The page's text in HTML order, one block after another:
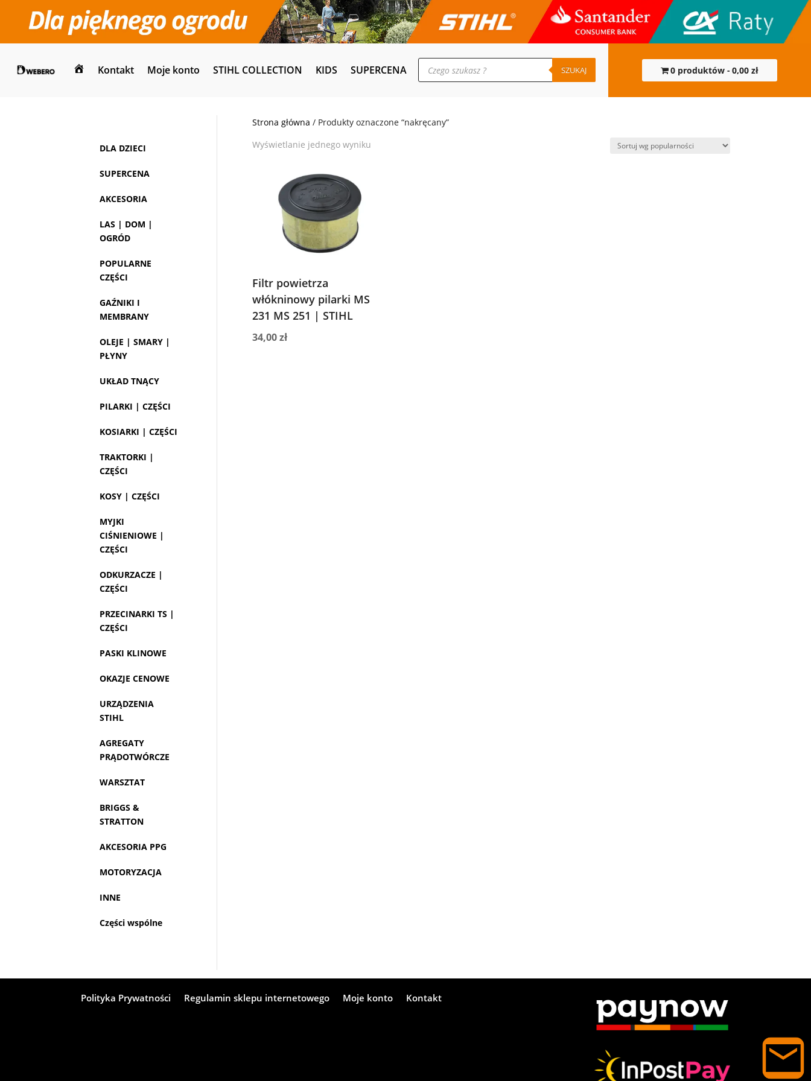
Dom Kontakt Moje konto STIHL COLLECTION KIDS SUPERCENA
Wyszukiwarka
produktów SZUKAJ 0 produktów 0,00 zł
Strona główna / Produkty oznaczone “nakręcany”
Wyświetlanie jednego wyniku
Filtr powietrza
włókninowy pilarki MS
231 MS 251 | STIHL
34,00zł
DLA DZIECI
SUPERCENA
AKCESORIA
LAS | DOM |
OGRÓD
POPULARNE
CZĘŚCI
GAŹNIKI I
MEMBRANY
OLEJE | SMARY |
PŁYNY
UKŁAD TNĄCY
PILARKI | CZĘŚCI
KOSIARKI | CZĘŚCI
TRAKTORKI |
CZĘŚCI
KOSY | CZĘŚCI
MYJKI
CIŚNIENIOWE |
CZĘŚCI
ODKURZACZE |
CZĘŚCI
PRZECINARKI TS |
CZĘŚCI
PASKI KLINOWE
OKAZJE CENOWE
URZĄDZENIA
STIHL
AGREGATY
PRĄDOTWÓRCZE
WARSZTAT
BRIGGS &
STRATTON
AKCESORIA PPG
MOTORYZACJA
INNE
Części wspólne
Polityka Prywatności Regulamin sklepu internetowego Moje konto Kontakt